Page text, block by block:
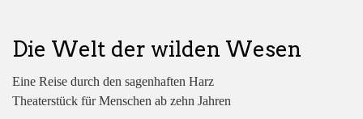
Die Welt der wilden Wesen
Eine Reise durch den sagenhaften Harz
Theaterstück für Menschen ab zehn Jahren